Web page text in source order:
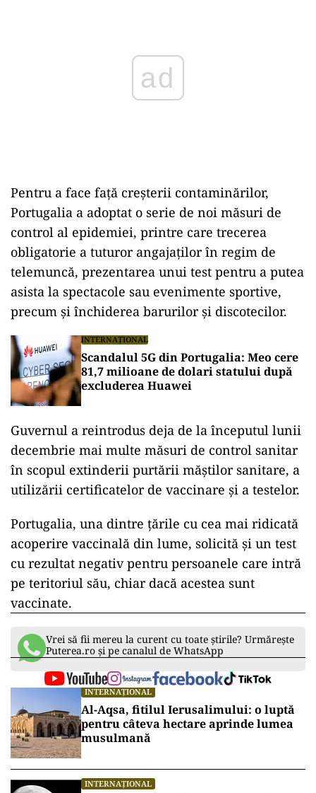
Pentru a face faţă creşterii contaminărilor,
Portugalia a adoptat o serie de noi măsuri de
control al epidemiei, printre care trecerea
obligatorie a tuturor angajaţilor în regim de
telemuncă, prezentarea unui test pentru a putea
asista la spectacole sau evenimente sportive,
precum şi închiderea barurilor şi discotecilor.
INTERNAȚIONAL
Scandalul 5G din Portugalia: Meo cere
81,7 milioane de dolari statului după
excluderea Huawei
Guvernul a reintrodus deja de la începutul lunii
decembrie mai multe măsuri de control sanitar
în scopul extinderii purtării măştilor sanitare, a
utilizării certificatelor de vaccinare şi a testelor.
Portugalia, una dintre ţările cu cea mai ridicată
acoperire vaccinală din lume, solicită şi un test
cu rezultat negativ pentru persoanele care intră
pe teritoriul său, chiar dacă acestea sunt
vaccinate.
Vrei să fii mereu la curent cu toate știrile? Urmărește
Puterea.ro și pe canalul de WhatsApp
INTERNAȚIONAL
Al-Aqsa, fitilul Ierusalimului: o luptă
pentru câteva hectare aprinde lumea
musulmană
INTERNAȚIONAL